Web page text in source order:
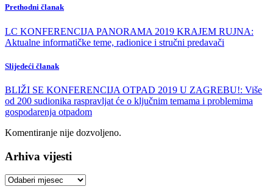
Prethodni članak
LC KONFERENCIJA PANORAMA 2019 KRAJEM RUJNA:
Aktualne informatičke teme, radionice i stručni predavači
Slijedeći članak
BLIŽI SE KONFERENCIJA OTPAD 2019 U ZAGREBU!: Više
od 200 sudionika raspravljat će o ključnim temama i problemima
gospodarenja otpadom
Komentiranje nije dozvoljeno.
Arhiva vijesti
Arhiva